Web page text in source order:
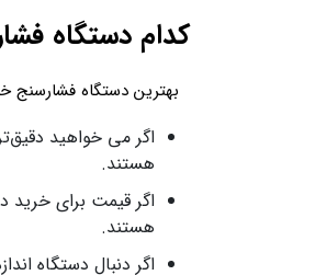
کدام دستگاه
بهترین دستگاه فشارسنج
اگر می خواهید
هستند.
اگر قیمت برای خرید
هستند.
اگر دنبال دستگاه